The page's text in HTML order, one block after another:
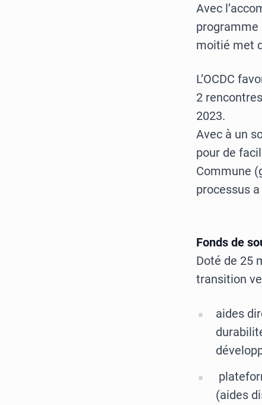
Avec
programme
moitié met
L’OCDC
2
2023.
Avec à un
pour de
Commune
processus
Fonds de
Doté de 25
transition
aides
(aides